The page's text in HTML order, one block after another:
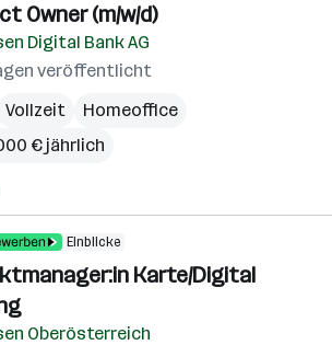
Owner (m/w/d)
Digital Bank AG
veröffentlicht
Vollzeit
Homeoffice
€ jährlich
Einblicke
Karte/Digital
Oberösterreich